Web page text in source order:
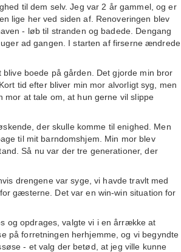
til dem selv. Jeg var 2 år gammel, og er
lige her ved siden af. Renoveringen blev
- løb til stranden og badede. Dengang
ad gangen. I starten af firserne ændrede
boede på gården. Det gjorde min bror
tid efter bliver min mor alvorligt syg, men
at tale om, at hun gerne vil slippe
der skulle komme til enighed. Men
til mit barndomshjem. Min mor blev
Så nu var der tre generationer, der
drengene var syge, vi havde travlt med
gæsterne. Det var en win-win situation for
og opdrages, valgte vi i en årrække at
på forretningen herhjemme, og vi begyndte
- et valg der betød, at jeg ville kunne